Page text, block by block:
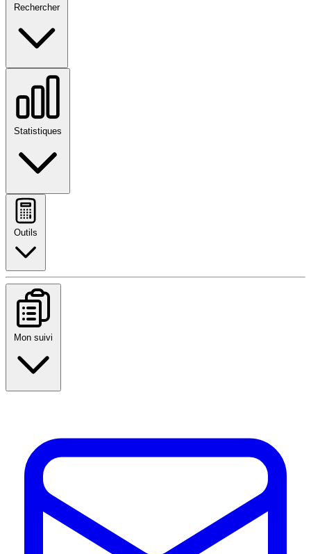
Rechercher
Statistiques
Outils
Mon suivi